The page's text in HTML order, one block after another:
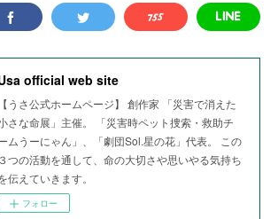
official web site
【うさ公式ホームページ】 創作家 「災害で消えた
さな命展」主催。 「災害時ペット捜索・救助チ
ムうーにゃん」、「劇団Sol.星の花」代表。 この
３つの活動を通して、命の大切さや思いやる気持ち
伝えていきます。
フォロー